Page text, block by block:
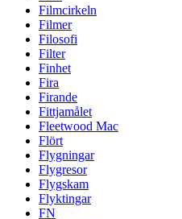
Filmcirkeln
Filmer
Filosofi
Filter
Finhet
Fira
Firande
Fittjamålet
Fleetwood Mac
Flört
Flygningar
Flygresor
Flygskam
Flyktingar
FN